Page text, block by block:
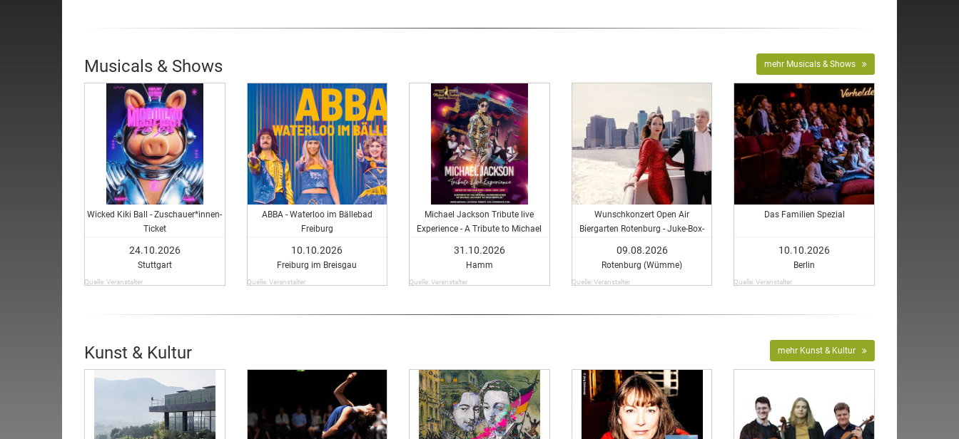
Musicals & Shows mehr Musicals & Shows
Wicked Kiki Ball - Zuschauer*innen-
Ticket
24.10.2026
Stuttgart
Quelle: Veranstalter
ABBA - Waterloo im Bällebad
Freiburg
10.10.2026
Freiburg im Breisgau
Quelle: Veranstalter
Michael Jackson Tribute live
Experience - A Tribute to Michael
31.10.2026
Hamm
Quelle: Veranstalter
Wunschkonzert Open Air
Biergarten Rotenburg - Juke-Box-
Pop
09.08.2026
Rotenburg (Wümme)
Quelle: Veranstalter
Das Familien Spezial
10.10.2026
Berlin
Quelle: Veranstalter
Kunst & Kultur mehr Kunst & Kultur